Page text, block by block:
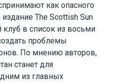
как опасного
The Scottish Sun
клуб в список из восьми
проблемы
По мнению авторов,
станет для
из главных